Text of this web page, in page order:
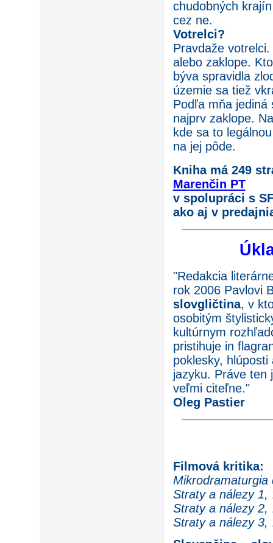
chudobných
cez ne.
Votrelci?
Pravdaže
alebo zaklope.
býva spravidla
územie sa tiež
Podľa mňa jediná
najprv zaklope.
kde sa to
na jej pôde.
Kniha má 249
Marenčin PT
v spolupráci s
ako aj v
"Redakcia
rok 2006 Pavlovi
slovgličtina, v
osobitým
kultúrnym
pristihuje in
poklesky,
jazyku. Práve ten
veľmi citeľne."
Oleg Pastier
Filmová kritika:
Mikrodramaturgia
Straty a nálezy 1,
Straty a nálezy 2,
Straty a nálezy 3,